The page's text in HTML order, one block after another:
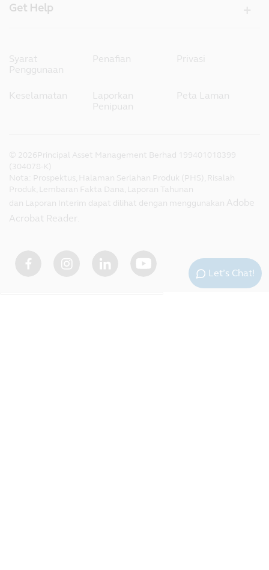
Get Help
Syarat
Penggunaan
Penafian Privasi
Keselamatan
Laporkan
Penipuan
Peta Laman
© 2026Principal Asset Management Berhad 199401018399
(304078-K)
Nota: Prospektus, Halaman Serlahan Produk (PHS), Risalah
Produk, Lembaran Fakta Dana, Laporan Tahunan
dan Laporan Interim dapat dilihat dengan menggunakan Adobe
Acrobat Reader
Let’s Chat!